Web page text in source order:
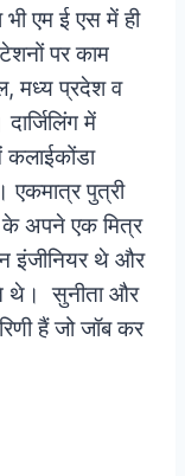
भी एम ई एस में ही
पर काम
मध्य प्रदेश व
में
कलाईकोंडा
एकमात्र पुत्री
के अपने एक मित्र
इंजीनियर थे और
थे। सुनीता और
हैं जो जॉब कर